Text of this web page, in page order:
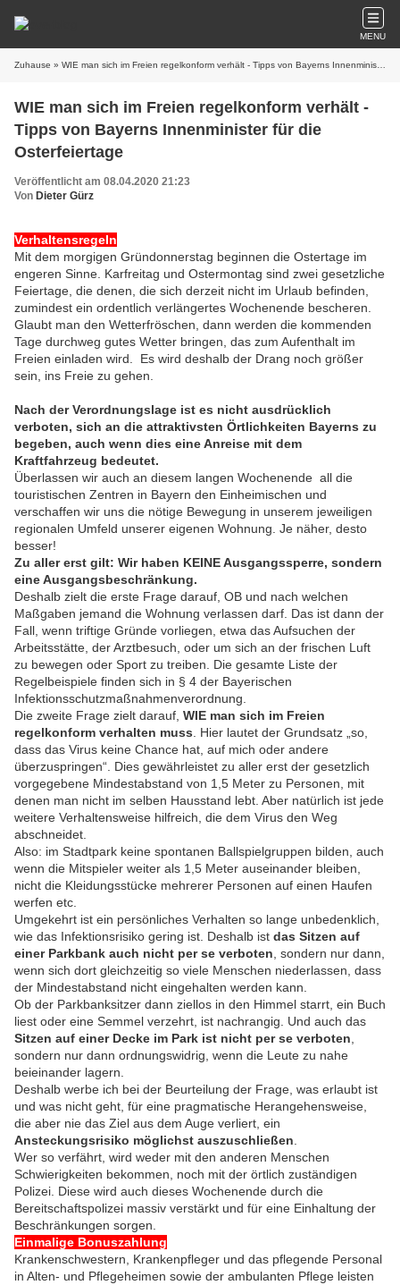
MENU
Zuhause » WIE man sich im Freien regelkonform verhält - Tipps von Bayerns Innenminister für die Osterfeiertage
WIE man sich im Freien regelkonform verhält -
Tipps von Bayerns Innenminister für die
Osterfeiertage
Veröffentlicht am 08.04.2020 21:23
Von Dieter Gürz
Verhaltensregeln
Mit dem morgigen Gründonnerstag beginnen die Ostertage im
engeren Sinne. Karfreitag und Ostermontag sind zwei gesetzliche
Feiertage, die denen, die sich derzeit nicht im Urlaub befinden,
zumindest ein ordentlich verlängertes Wochenende bescheren.
Glaubt man den Wetterfröschen, dann werden die kommenden
Tage durchweg gutes Wetter bringen, das zum Aufenthalt im
Freien einladen wird. Es wird deshalb der Drang noch größer
sein, ins Freie zu gehen.
Nach der Verordnungslage ist es nicht ausdrücklich
verboten, sich an die attraktivsten Örtlichkeiten Bayerns zu
begeben, auch wenn dies eine Anreise mit dem
Kraftfahrzeug bedeutet.
Überlassen wir auch an diesem langen Wochenende all die
touristischen Zentren in Bayern den Einheimischen und
verschaffen wir uns die nötige Bewegung in unserem jeweiligen
regionalen Umfeld unserer eigenen Wohnung. Je näher, desto
besser!
Zu aller erst gilt: Wir haben KEINE Ausgangssperre, sondern
eine Ausgangsbeschränkung.
Deshalb zielt die erste Frage darauf, OB und nach welchen
Maßgaben jemand die Wohnung verlassen darf. Das ist dann der
Fall, wenn triftige Gründe vorliegen, etwa das Aufsuchen der
Arbeitsstätte, der Arztbesuch, oder um sich an der frischen Luft
zu bewegen oder Sport zu treiben. Die gesamte Liste der
Regelbeispiele finden sich in § 4 der Bayerischen
Infektionsschutzmaßnahmenverordnung.
Die zweite Frage zielt darauf, WIE man sich im Freien
regelkonform verhalten muss . Hier lautet der Grundsatz „so,
dass das Virus keine Chance hat, auf mich oder andere
überzuspringen“. Dies gewährleistet zu aller erst der gesetzlich
vorgegebene Mindestabstand von 1,5 Meter zu Personen, mit
denen man nicht im selben Hausstand lebt. Aber natürlich ist jede
weitere Verhaltensweise hilfreich, die dem Virus den Weg
abschneidet.
Also: im Stadtpark keine spontanen Ballspielgruppen bilden, auch
wenn die Mitspieler weiter als 1,5 Meter auseinander bleiben,
nicht die Kleidungsstücke mehrerer Personen auf einen Haufen
werfen etc.
Umgekehrt ist ein persönliches Verhalten so lange unbedenklich,
wie das Infektionsrisiko gering ist. Deshalb ist das Sitzen auf
einer Parkbank auch nicht per se verboten , sondern nur dann,
wenn sich dort gleichzeitig so viele Menschen niederlassen, dass
der Mindestabstand nicht eingehalten werden kann.
Ob der Parkbanksitzer dann ziellos in den Himmel starrt, ein Buch
liest oder eine Semmel verzehrt, ist nachrangig. Und auch das
Sitzen auf einer Decke im Park ist nicht per se verboten
sondern nur dann ordnungswidrig, wenn die Leute zu nahe
beieinander lagern.
Deshalb werbe ich bei der Beurteilung der Frage, was erlaubt ist
und was nicht geht, für eine pragmatische Herangehensweise,
die aber nie das Ziel aus dem Auge verliert, ein
Ansteckungsrisiko möglichst auszuschließen
Wer so verfährt, wird weder mit den anderen Menschen
Schwierigkeiten bekommen, noch mit der örtlich zuständigen
Polizei. Diese wird auch dieses Wochenende durch die
Bereitschaftspolizei massiv verstärkt und für eine Einhaltung der
Beschränkungen sorgen.
Einmalige Bonuszahlung
Krankenschwestern, Krankenpfleger und das pflegende Personal
in Alten- und Pflegeheimen sowie der ambulanten Pflege leisten